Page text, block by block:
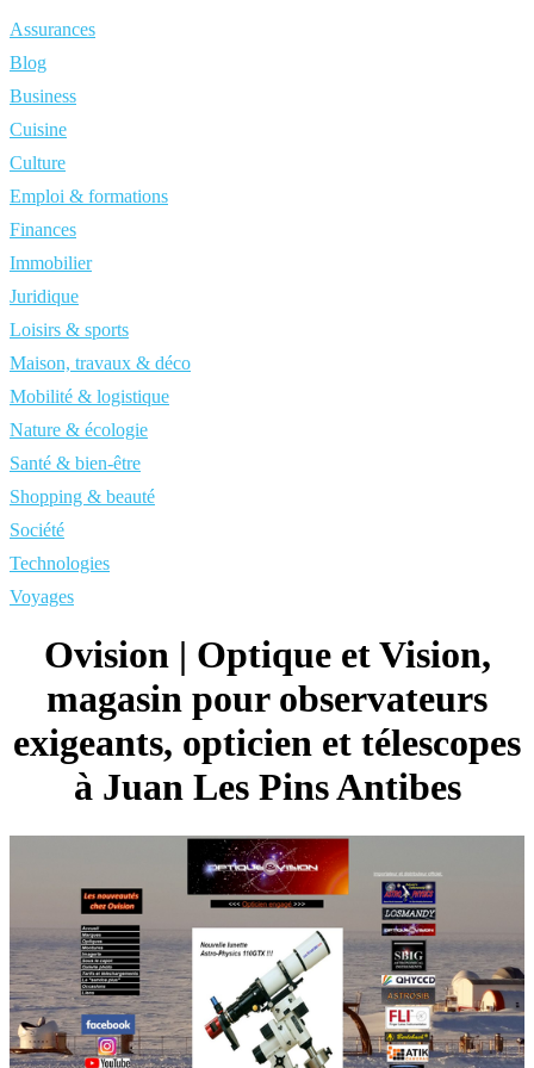
Assurances
Blog
Business
Cuisine
Culture
Emploi & formations
Finances
Immobilier
Juridique
Loisirs & sports
Maison, travaux & déco
Mobilité & logistique
Nature & écologie
Santé & bien-être
Shopping & beauté
Société
Technologies
Voyages
Ovision | Optique et Vision,
magasin pour ob­ser­va­teurs
exigeants, opticien et télescopes
à Juan Les Pins Antibes